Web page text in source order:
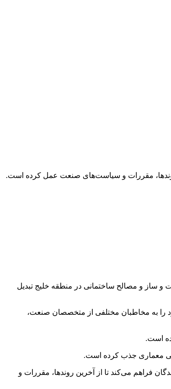
روندها، مقررات و سیاست‌های صنعت عمل کرده است.
و ساز و مصالح ساختمانی در منطقه خلیج تبدیل
را به مخاطبان مختلفی از متخصصان صنعت،
فراهم می‌کند تا از آخرین روندها، مقررات و